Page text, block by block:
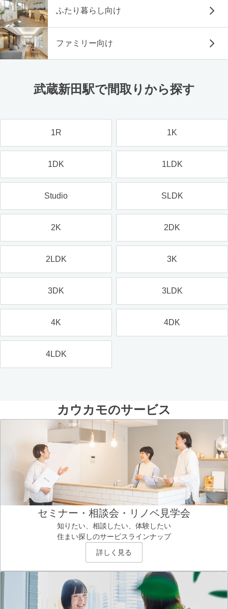
ふたり暮らし向け
ファミリー向け
武蔵新田駅で間取りから探す
1R 1K
1DK 1LDK
Studio SLDK
2K 2DK
2LDK 3K
3DK 3LDK
4K 4DK
4LDK
カウカモのサービス
セミナー・相談会・リノベ見学会
知りたい、相談したい、体験したい
住まい探しのサービスラインナップ
詳しく見る